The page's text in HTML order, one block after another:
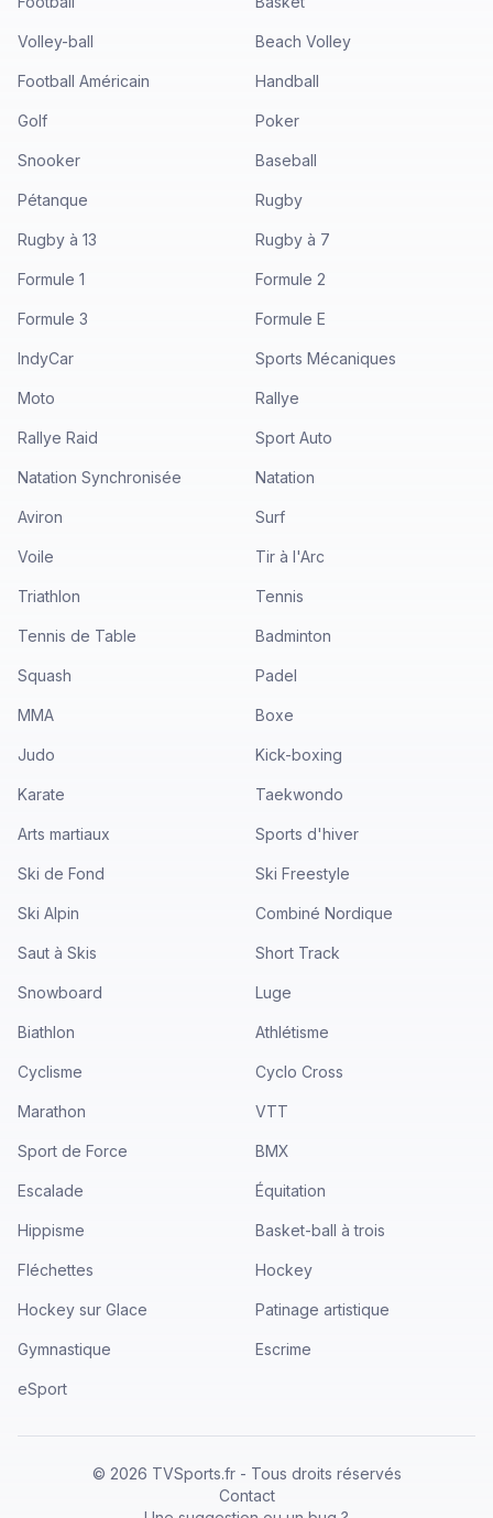
Volley-ball Beach Volley
Football Américain Handball
Golf Poker
Snooker Baseball
Pétanque Rugby
Rugby à 13 Rugby à 7
Formule 1 Formule 2
Formule 3 Formule E
IndyCar Sports Mécaniques
Moto Rallye
Rallye Raid Sport Auto
Natation Synchronisée Natation
Aviron Surf
Voile Tir à l'Arc
Triathlon Tennis
Tennis de Table Badminton
Squash Padel
MMA Boxe
Judo Kick-boxing
Karate Taekwondo
Arts martiaux Sports d'hiver
Ski de Fond Ski Freestyle
Ski Alpin Combiné Nordique
Saut à Skis Short Track
Snowboard Luge
Biathlon Athlétisme
Cyclisme Cyclo Cross
Marathon VTT
Sport de Force BMX
Escalade Équitation
Hippisme Basket-ball à trois
Fléchettes Hockey
Hockey sur Glace Patinage artistique
Gymnastique Escrime
eSport
© 2026 TVSports.fr - Tous droits réservés
Contact